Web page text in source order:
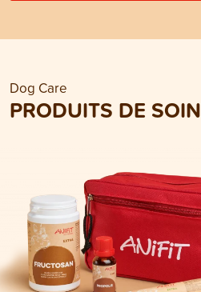
Dog Care
PRODUITS DE SOIN